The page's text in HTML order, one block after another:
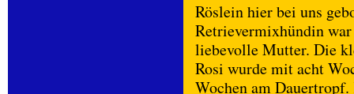
Röslein hier bei uns
Retrievermixhündin
liebevolle Mutter. Die
Rosi wurde mit acht
Wochen am